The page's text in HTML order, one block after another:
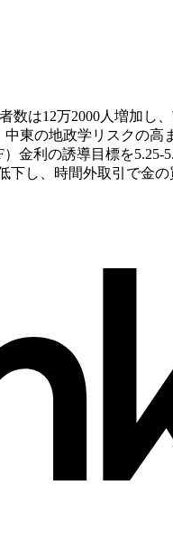
は12万2000人増加し
東の地政学リスクの
金利の誘導目標を
し、時間外取引で金